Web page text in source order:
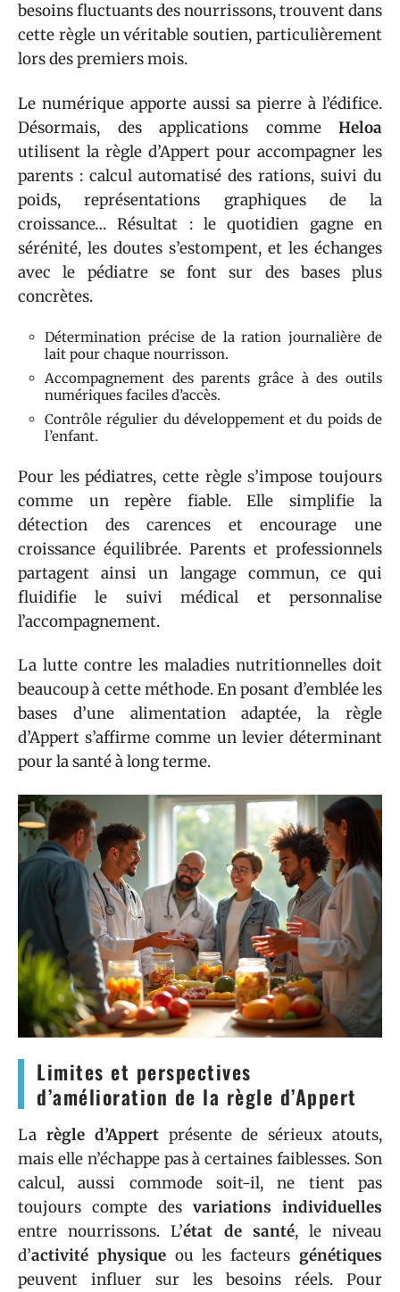
besoins fluctuants des nourrissons, trouvent dans
cette règle un véritable soutien, particulièrement
lors des premiers mois.
Le numérique apporte aussi sa pierre à l’édifice.
Désormais, des applications comme Heloa
utilisent la règle d’Appert pour accompagner les
parents : calcul automatisé des rations, suivi du
poids, représentations graphiques de la
croissance… Résultat : le quotidien gagne en
sérénité, les doutes s’estompent, et les échanges
avec le pédiatre se font sur des bases plus
concrètes.
Détermination précise de la ration journalière de
lait pour chaque nourrisson.
Accompagnement des parents grâce à des outils
numériques faciles d’accès.
Contrôle régulier du développement et du poids de
l’enfant.
Pour les pédiatres, cette règle s’impose toujours
comme un repère fiable. Elle simplifie la
détection des carences et encourage une
croissance équilibrée. Parents et professionnels
partagent ainsi un langage commun, ce qui
fluidifie le suivi médical et personnalise
l’accompagnement.
La lutte contre les maladies nutritionnelles doit
beaucoup à cette méthode. En posant d’emblée les
bases d’une alimentation adaptée, la règle
d’Appert s’affirme comme un levier déterminant
pour la santé à long terme.
Limites et perspectives
d’amélioration de la règle d’Appert
La règle d’Appertprésente de sérieux atouts,
mais elle n’échappe pas à certaines faiblesses. Son
calcul, aussi commode soit-il, ne tient pas
toujours compte des variations individuelles
entre nourrissons. L’état de santé, le niveau
d’activité physiqueou les facteursgénétiques
peuvent influer sur les besoins réels. Pour